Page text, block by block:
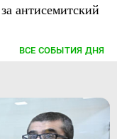
антисемитский
ВСЕ СОБЫТИЯ ДНЯ